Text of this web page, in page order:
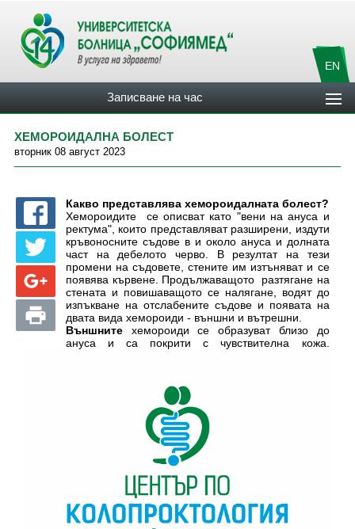
EN
Записване на час
ХЕМОРОИДАЛНА БОЛЕСТ
вторник 08 август 2023
Какво представлява хемороидалната болест?
Хемороидите се описват като "вени на ануса и
ректума", които представляват разширени, издути
кръвоносните съдове в и около ануса и долната
част на дебелото черво. В резултат на тези
промени на съдовете, стените им изтъняват и се
появява кървене. Продължаващото разтягане на
стената и повишаващото се налягане, водят до
изпъкване на отслабените съдове и появата на
двата вида хемороиди - външни и вътрешни.
Външните хемороиди се образуват близо до
ануса и са покрити с чувствителна кожа.